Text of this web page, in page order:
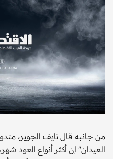
من جانبه قال نايف الجوير،
العيدان" إن أكثر أنواع العود